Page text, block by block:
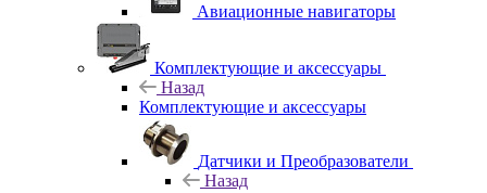
Авиационные навигаторы
Комплектующие и аксессуары
Назад
Комплектующие и аксессуары
Датчики и Преобразователи
Назад